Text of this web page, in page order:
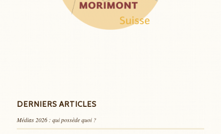
DERNIERS ARTICLES
Médias 2026 : qui possède quoi ?